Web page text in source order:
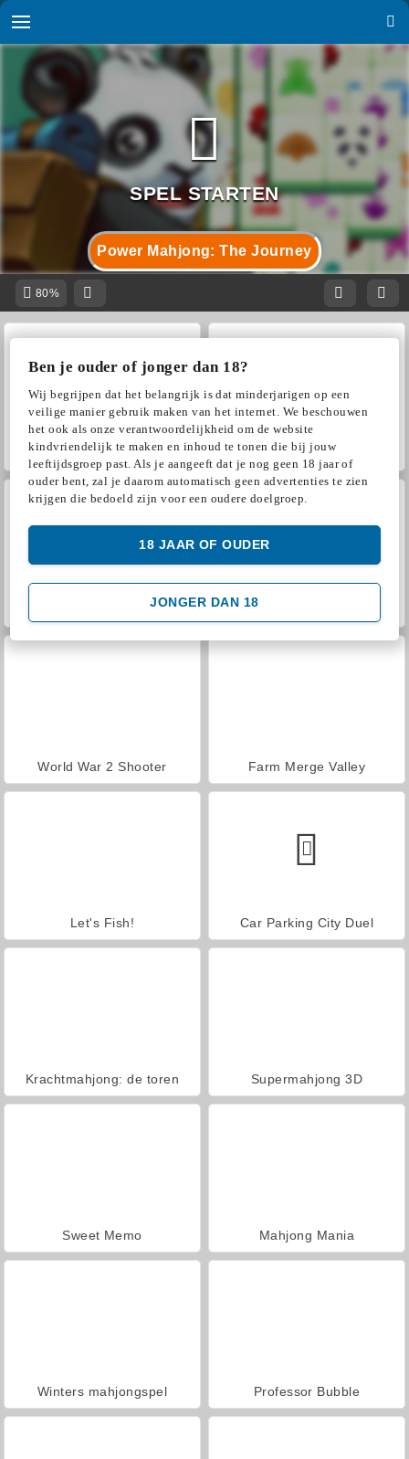
Ben je ouder of jonger dan 18?
Wij begrijpen dat het belangrijk is dat minderjarigen op een
veilige manier gebruik maken van het internet. We beschouwen
het ook als onze verantwoordelijkheid om de website
kindvriendelijk te maken en inhoud te tonen die bij jouw
leeftijdsgroep past. Als je aangeeft dat je nog geen 18 jaar of
ouder bent, zal je daarom automatisch geen advertenties te zien
krijgen die bedoeld zijn voor een oudere doelgroep.
JONGER DAN 18
18 JAAR OF OUDER
Power Mahjong: The Journey
80%
VegaMix Da Vinci Puzzles Casino World
Hidden Object: Street of Secrets
World War 2 Shooter Farm Merge Valley
Let's Fish! Car Parking City Duel
Krachtmahjong: de toren Supermahjong 3D
Sweet Memo Mahjong Mania
Winters mahjongspel Professor Bubble